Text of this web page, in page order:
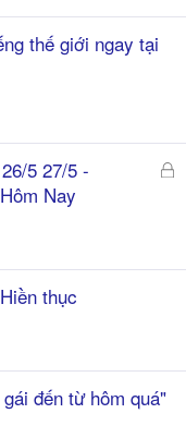
thế giới ngay tại
Đ
ó
5 27/5 -
Nay
thục
đến từ hôm quá"